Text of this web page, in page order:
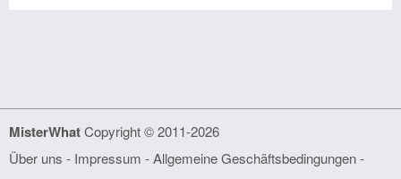
MisterWhatCopyright © 2011-2026
Über uns - Impressum -Allgemeine Geschäftsbedingungen-